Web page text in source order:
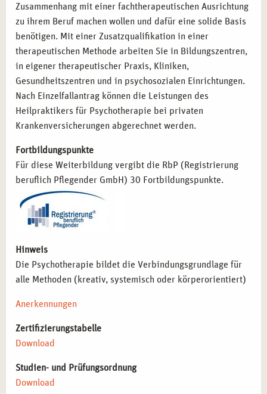
psychologischen Betreuung und Beratung.
STARTEN SIE MIT CAMPUS NATURALIS IN
MÜNCHEN DURCH
Entscheiden Sie sich für die Ausbildung zum Heilpraktiker
für Psychotherapie bei campus naturalis in München und
profitieren Sie von unserer langjährigen Erfahrung im
Bereich der Gesundheitsbildung. Unsere erfahrenen
bayerischen Landeshauptstadt schaffen optimale
Bedingungen für Ihren Erfolg. Lassen Sie uns gemeinsam
Ihre beruflichen Ziele verwirklichen und neue
Perspektiven schaffen!
Zusammenhang mit einer fachtherapeutischen Ausrichtung
zu ihrem Beruf machen wollen und dafür eine solide Basis
benötigen. Mit einer Zusatzqualifikation in einer
therapeutischen Methode arbeiten Sie in Bildungszentren,
in eigener therapeutischer Praxis, Kliniken,
Gesundheitszentren und in psychosozialen Einrichtungen.
Nach Einzelfallantrag können die Leistungen des
Heilpraktikers für Psychotherapie bei privaten
Krankenversicherungen abgerechnet werden.
Fortbildungspunkte
Für diese Weiterbildung vergibt die RbP (Registrierung
beruflich Pflegender GmbH) 30 Fortbildungspunkte.
Hinweis
Die Psychotherapie bildet die Verbindungsgrundlage für
alle Methoden (kreativ, systemisch oder körperorientiert)
Anerkennungen
Zertifizierungstabelle
Download
Studien- und Prüfungsordnung
Download